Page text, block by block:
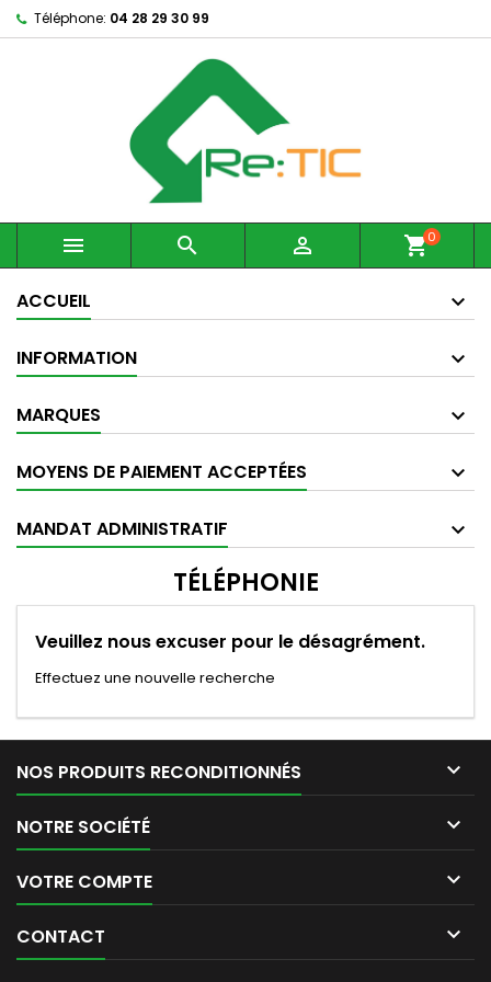
Téléphone: 04 28 29 30 99
   shopping_cart0
ACCUEIL
INFORMATION
MARQUES
MOYENS DE PAIEMENT ACCEPTÉES
MANDAT ADMINISTRATIF
TÉLÉPHONIE
Veuillez nous excuser pour le désagrément.
Effectuez une nouvelle recherche
NOS PRODUITS RECONDITIONNÉS 
NOTRE SOCIÉTÉ 
VOTRE COMPTE 
CONTACT 